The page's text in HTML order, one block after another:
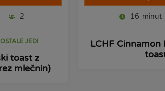
2
OSTALE JEDI
toast z
mlečnin)
16 minut
LCHF Cinnamon